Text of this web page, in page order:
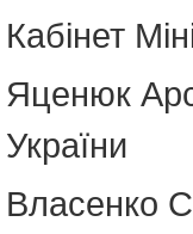
Кабінет
Яценюк
України
Власенко